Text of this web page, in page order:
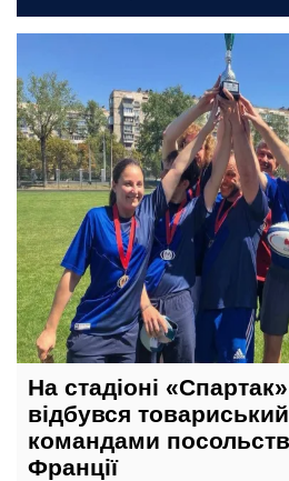
На стадіоні
відбувся
командами
Франції